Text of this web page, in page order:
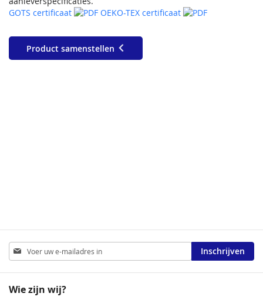
GOTS certificaat
OEKO-TEX certificaat
Product samenstellen
Abonneer
u
op
nieuwsbrief
Inschrijven
Wie zijn wij?